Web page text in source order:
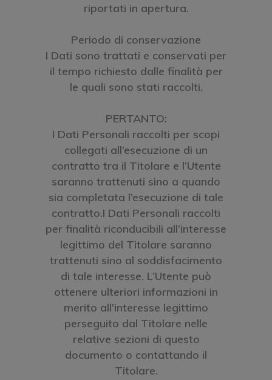
riportati in apertura.
Periodo di conservazione
I Dati sono trattati e conservati per
il tempo richiesto dalle finalità per
le quali sono stati raccolti.
PERTANTO:
I Dati Personali raccolti per scopi
collegati all’esecuzione di un
contratto tra il Titolare e l’Utente
saranno trattenuti sino a quando
sia completata l’esecuzione di tale
contratto.I Dati Personali raccolti
per finalità riconducibili all’interesse
legittimo del Titolare saranno
trattenuti sino al soddisfacimento
di tale interesse. L’Utente può
ottenere ulteriori informazioni in
merito all’interesse legittimo
perseguito dal Titolare nelle
relative sezioni di questo
documento o contattando il
Titolare.